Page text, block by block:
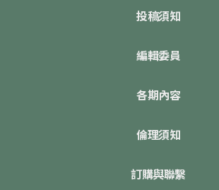
投稿須知
編輯委員
各期內容
倫理須知
訂購與聯繫